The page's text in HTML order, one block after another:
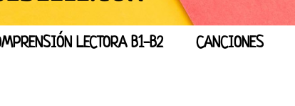
LECTORA B1-B2 CANCIONES